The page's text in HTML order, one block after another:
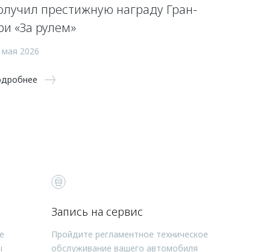
престижную награду Гран-
«За рулем»
мая 2026
Запись на сервис
Пройдите регламентное техническое
обслуживание вашего автомобиля